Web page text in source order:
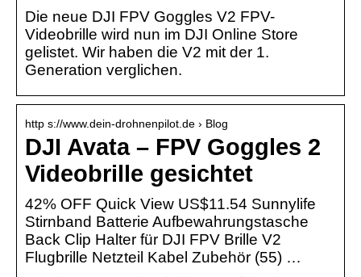
Die neue DJI FPV Goggles V2 FPV-
Videobrille wird nun im DJI Online Store
gelistet. Wir haben die V2 mit der 1.
Generation verglichen.
http s://www.dein-drohnenpilot.de › Blog
DJI Avata – FPV Goggles 2
Videobrille gesichtet
42% OFF Quick View US$11.54 Sunnylife
Stirnband Batterie Aufbewahrungstasche
Back Clip Halter für DJI FPV Brille V2
Flugbrille Netzteil Kabel Zubehör (55) …